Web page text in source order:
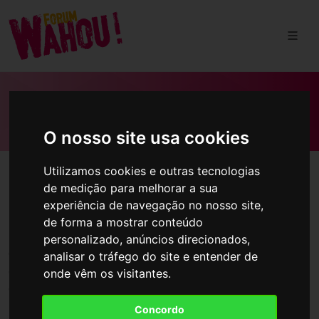
O nosso site usa cookies
Utilizamos cookies e outras tecnologias
de medição para melhorar a sua
experiência de navegação no nosso site,
de forma a mostrar conteúdo
personalizado, anúncios direcionados,
analisar o tráfego do site e entender de
onde vêm os visitantes.
Concordo
Política de privacidade
O site www.forumwahou.pt é propriedade da CERTA - Centro
de Estudos e Recursos Teologia do Amor, que é uma
Nós adotamos esta Política de Privacidade, que determina